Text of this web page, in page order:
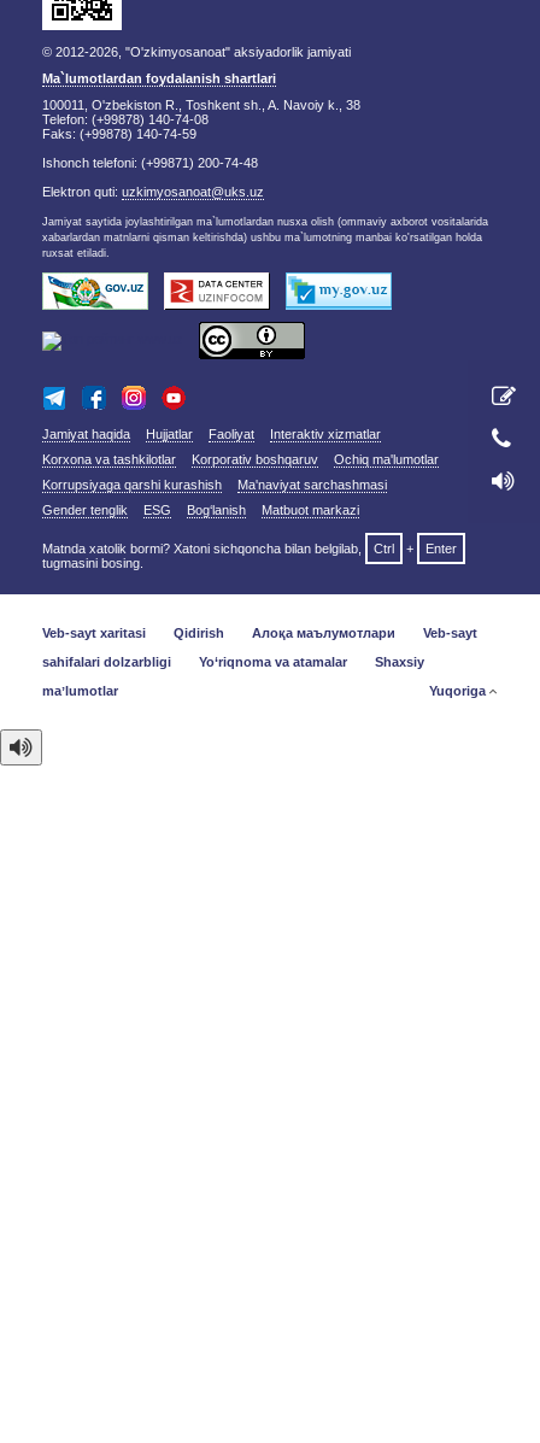
© 2012-2026, "O'zkimyosanoat" aksiyadorlik jamiyati
Ma`lumotlardan foydalanish shartlari
100011, O'zbekiston R., Toshkent sh., A. Navoiy k., 38
Telefon: (+99878) 140-74-08
Faks: (+99878) 140-74-59
Ishonch telefoni: (+99871) 200-74-48
Elektron quti: uzkimyosanoat@uks.uz
Jamiyat saytida joylashtirilgan ma`lumotlardan nusxa olish (ommaviy axborot vositalarida
xabarlardan matnlarni qisman keltirishda) ushbu ma`lumotning manbai ko'rsatilgan holda
ruxsat etiladi.
Jamiyat haqida Hujjatlar Faoliyat
Interaktiv xizmatlar
Korxona va tashkilotlar
Korporativ boshqaruv
Ochiq ma'lumotlar
Korrupsiyaga qarshi kurashish
Ma'naviyat sarchashmasi
Gender tenglik
ESG Bog‘lanish Matbuot markazi
Matnda xatolik bormi? Xatoni sichqoncha bilan belgilab, Ctrl +
Enter
tugmasini bosing.
Veb-sayt xaritasi Qidirish Алоқа маълумотлари
Veb-sayt
sahifalari dolzarbligi
Yo‘riqnoma va atamalar
Shaxsiy
maʼlumotlar
Yuqoriga